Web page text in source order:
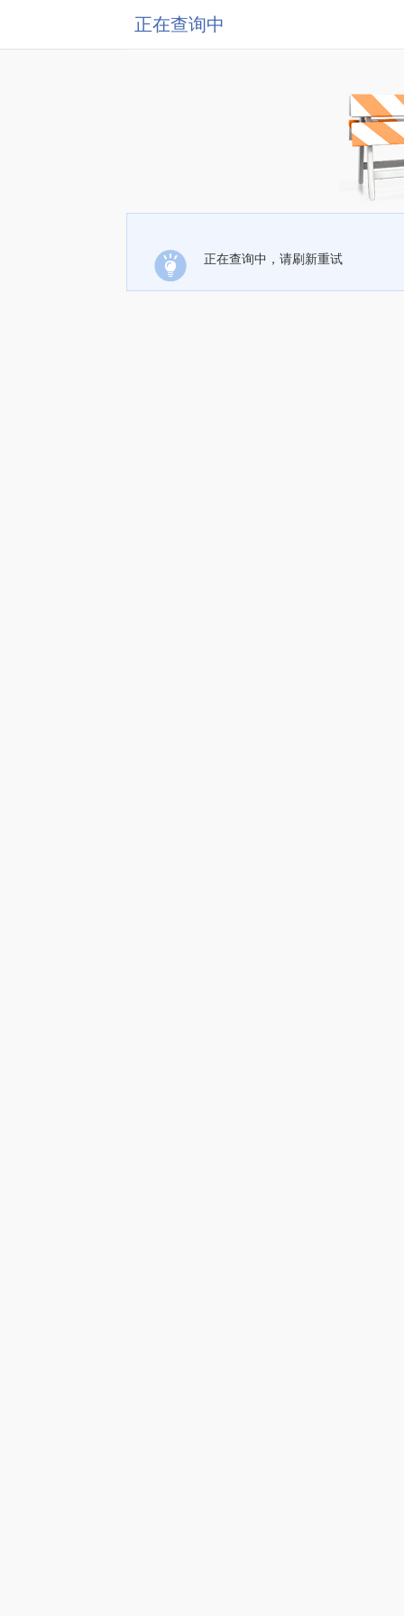
正在查询中
正在查询中，请刷新重试